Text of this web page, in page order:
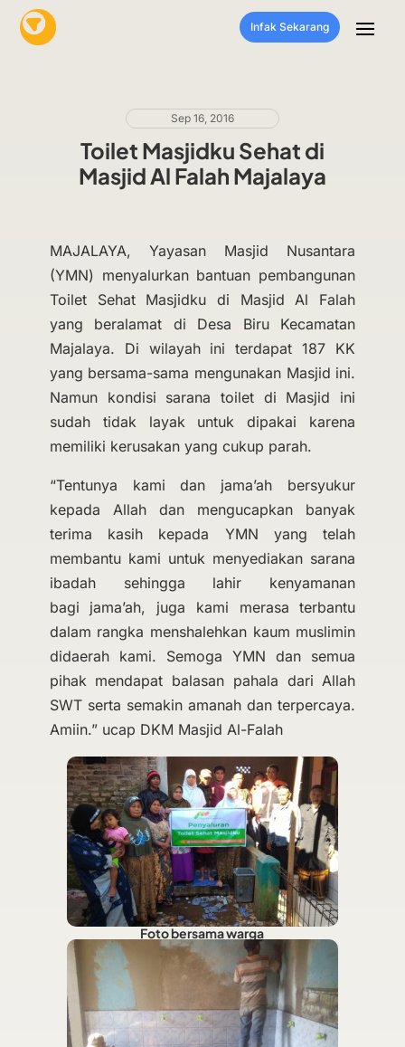
Infak Sekarang
Sep 16, 2016
Toilet Masjidku Sehat di
Masjid Al Falah Majalaya
MAJALAYA, Yayasan Masjid Nusantara
(YMN) menyalurkan bantuan pembangunan
Toilet Sehat Masjidku di Masjid Al Falah
yang beralamat di Desa Biru Kecamatan
Majalaya. Di wilayah ini terdapat 187 KK
yang bersama-sama mengunakan Masjid ini.
Namun kondisi sarana toilet di Masjid ini
sudah tidak layak untuk dipakai karena
memiliki kerusakan yang cukup parah.
“Tentunya kami dan jama’ah bersyukur
kepada Allah dan mengucapkan banyak
terima kasih kepada YMN yang telah
membantu kami untuk menyediakan sarana
ibadah sehingga lahir kenyamanan
bagi jama’ah, juga kami merasa terbantu
dalam rangka menshalehkan kaum muslimin
didaerah kami. Semoga YMN dan semua
pihak mendapat balasan pahala dari Allah
SWT serta semakin amanah dan terpercaya.
Amiin.” ucap DKM Masjid Al-Falah
Foto bersama warga